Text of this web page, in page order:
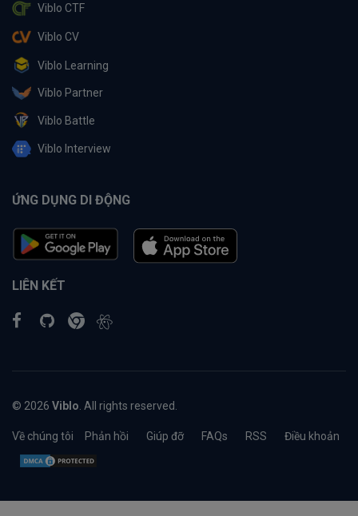
Viblo CTF
Viblo CV
Viblo Learning
Viblo Partner
Viblo Battle
Viblo Interview
ỨNG DỤNG DI ĐỘNG
LIÊN KẾT
© 2026 Viblo . All rights reserved.
Về chúng tôi Phản hồi Giúp đỡ FAQs RSS Điều khoản